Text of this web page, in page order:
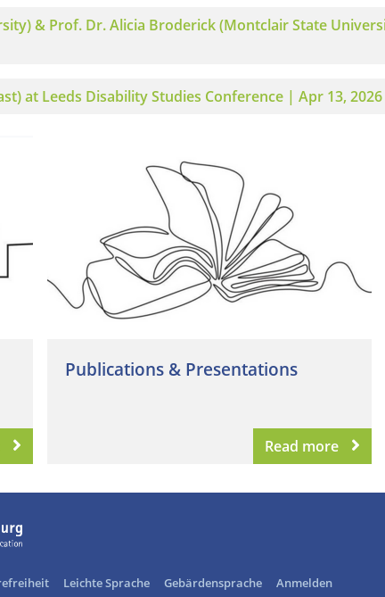
& Prof. Dr. Alicia Broderick (Montclair State
at Leeds Disability Studies Conference | Apr 13, 2026
Publications & Presentations
Read more
Leichte Sprache Gebärdensprache Anmelden